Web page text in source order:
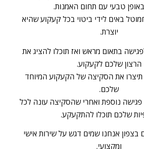
טבעי עם תחום האמנות.
באים לידי ביטוי בכל קעקוע שהיא
יוצרת.
בתאום מראש ואז תוכלו להציג את
הרצון שלכם לקעקוע.
את הסקיצה של הקעקוע המיוחד
שלכם.
נוספת ואחרי שהסקיצה עונה לכל
שלכם תוכלו להתקעקע.
בצפון אנחנו שמים דגש על שירות אישי
ומקצועי.